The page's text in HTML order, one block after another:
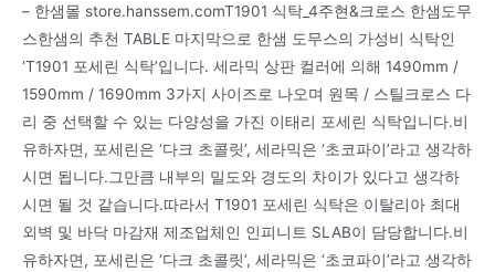
– 한샘몰 store.hanssem.comT1901 식탁_4주현&크로스 한샘도무
스한샘의 추천 TABLE 마지막으로 한샘 도무스의 가성비 식탁인
‘T1901 포세린 식탁’입니다. 세라믹 상판 컬러에 의해 1490mm /
1590mm / 1690mm 3가지 사이즈로 나오며 원목 / 스틸크로스 다
리 중 선택할 수 있는 다양성을 가진 이태리 포세린 식탁입니다.비
유하자면, 포세린은 ‘다크 초콜릿’, 세라믹은 ‘초코파이’라고 생각하
시면 됩니다.그만큼 내부의 밀도와 경도의 차이가 있다고 생각하
시면 될 것 같습니다.따라서 T1901 포세린 식탁은 이탈리아 최대
외벽 및 바닥 마감재 제조업체인 인피니트 SLAB이 담당합니다.비
유하자면, 포세린은 ‘다크 초콜릿’, 세라믹은 ‘초코파이’라고 생각하